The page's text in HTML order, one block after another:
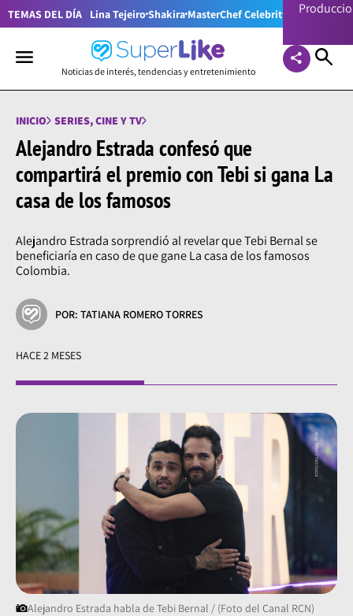
TEMAS DEL DÍA Lina TejeiroShakira MasterChef Celebrity Colombia
Noticias de interés, tendencias y entretenimiento
INICIO SERIES, CINE Y TV
Alejandro Estrada confesó que
compartirá el premio con Tebi si gana La
casa de los famosos
Alejandro Estrada sorprendió al revelar que Tebi Bernal se
beneficiaría en caso de que gane La casa de los famosos
Colombia.
POR: TATIANA ROMERO TORRES
HACE 2 MESES
Alejandro Estrada habla de Tebi Bernal / (Foto del Canal RCN)